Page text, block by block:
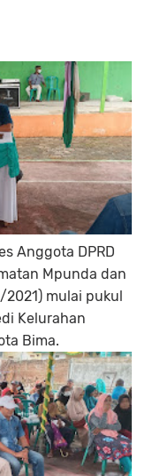
Anggota DPRD
Mpunda dan
2021) mulai pukul
Kelurahan
Bima.